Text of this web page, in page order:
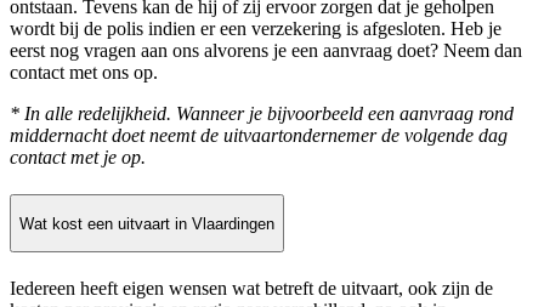
ontstaan. Tevens kan de hij of zij ervoor zorgen dat je geholpen
wordt bij de polis indien er een verzekering is afgesloten. Heb je
eerst nog vragen aan ons alvorens je een aanvraag doet? Neem dan
contact met ons op.
* In alle redelijkheid. Wanneer je bijvoorbeeld een aanvraag rond
middernacht doet neemt de uitvaartondernemer de volgende dag
contact met je op.
Wat kost een uitvaart in Vlaardingen
Iedereen heeft eigen wensen wat betreft de uitvaart, ook zijn de